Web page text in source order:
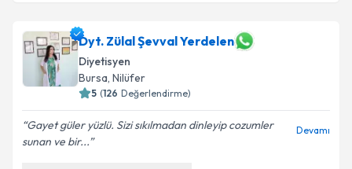
Dyt. Zülal Şevval Yerdelen
Diyetisyen
Bursa, Nilüfer
5 (126 Değerlendirme)
Gayet güler yüzlü. Sizi sıkılmadan dinleyip cozumler
sunan ve bir...
Devamı